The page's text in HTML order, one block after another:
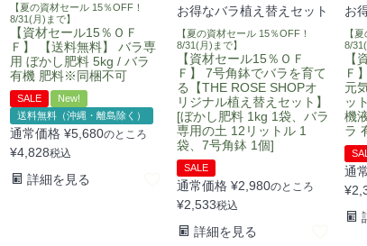
【夏の資材セール 15％OFF！
8/31(月)まで】
【資材セール15％ＯＦ
Ｆ】 【送料無料】 バラ専
用 ぼかし肥料 5kg / バラ
有機 肥料※同梱不可
SALE
New!
送料無料（沖縄・離島除く）
通常価格 ¥5,680のところ
¥4,828税込
詳細を見る
お得なバラ植え替えセット
【夏の資材セール 15％OFF！
8/31(月)まで】
【資材セール15％ＯＦ
Ｆ】 7号角鉢でバラを育て
る【THE ROSE SHOPオ
リジナル植え替えセット】
[ぼかし肥料 1kg 1袋、バラ
専用の土 12リットル 1
袋、7号角鉢 1個]
SALE
通常価格 ¥2,980のところ
¥2,533税込
詳細を見る
お
【
8/31(
【
Ｆ
元
ッ
機
ラ
通
¥